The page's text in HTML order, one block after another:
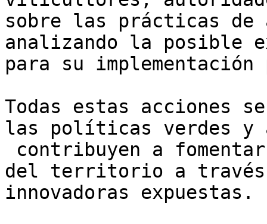
sobre las prácticas de
analizando la posible
para su
Todas estas acciones
las políticas verdes y
contribuyen a
del territorio a través
innovadoras expuestas.